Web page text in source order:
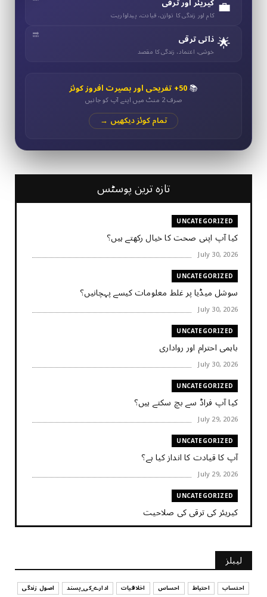
💼 کام اور زندگی کا توازن، قیادت، پیداواریت
🌟 ذاتی ترقی
خوشی، اعتماد، زندگی کا مقصد
📚50+ تفریحی اور بصیرت افروز کوئز
صرف 2 منٹ میں اپنے آپ کو جانیں
تمام کوئز دیکھیں →
تازہ ترین پوسٹس
UNCATEGORIZED
کیا آپ اپنی صحت کا خیال رکھتے ہیں؟
July 30, 2026
UNCATEGORIZED
سوشل میڈیا پر غلط معلومات کیسے پہچانیں؟
July 30, 2026
UNCATEGORIZED
باہمی احترام اور رواداری
July 30, 2026
UNCATEGORIZED
کیا آپ فراڈ سے بچ سکتے ہیں؟
July 29, 2026
UNCATEGORIZED
آپ کا قیادت کا انداز کیا ہے؟
July 29, 2026
UNCATEGORIZED
کیریئر کی ترقی کی صلاحیت
July 29, 2026
UNCATEGORIZED
کیا آپ اپنے باس کو مؤثر طریقے سے منظم کر رہے ہیں
July 29, 2026
لیبلز
احتساب احتیاط احساس اخلاقیات ادارے_کی_پسند
اصول زندگی